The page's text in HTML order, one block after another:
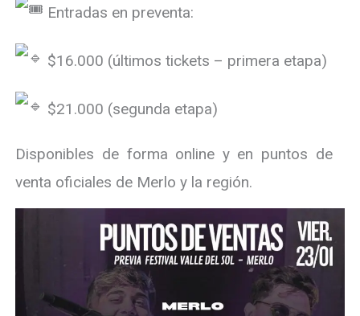
Entradas en preventa:
$16.000 (últimos tickets – primera etapa)
$21.000 (segunda etapa)
Disponibles de forma online y en puntos de
venta oficiales de Merlo y la región.